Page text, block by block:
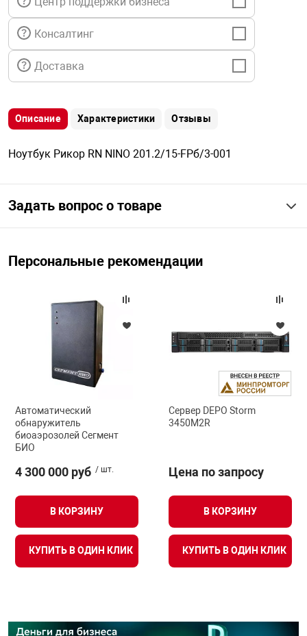
техника
автомобили
ключи
сигнализации
безопасность
оборудование
Консалтинг
Доставка
Описание Характеристики Отзывы
Ноутбук Рикор RN NINO 201.2/15-FРб/3-001
Задать вопрос о товаре
Персональные рекомендации
Автоматический
обнаружитель
биоаэрозолей Сегмент
БИО
4 300 000 руб / шт.
В КОРЗИНУ
КУПИТЬ В ОДИН КЛИК
Сервер DEPO Storm
3450M2R
Цена по запросу
В КОРЗИНУ
КУПИТЬ В ОДИН КЛИК